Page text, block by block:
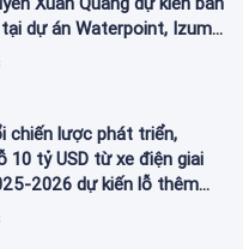
dự án Waterpoint, Izumi
chiến lược phát triển,
10 tỷ USD từ xe điện giai
2026 dự kiến lỗ thêm
giai đoạn 2026-2027